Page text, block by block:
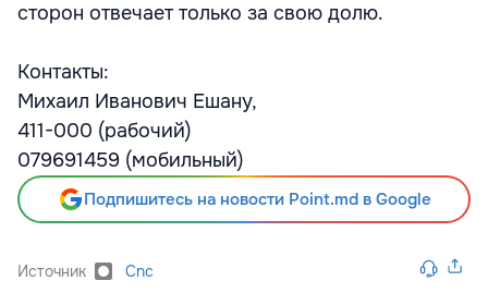
сторон отвечает только за свою долю.
Контакты:
Михаил Иванович Ешану,
411-000 (рабочий)
079691459 (мобильный)
Подпишитесь на новости Point.md в Google
Источник Cnc